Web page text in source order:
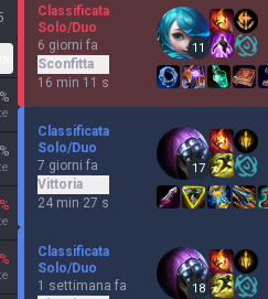
%
%
%
%
Classificata
Solo/Duo
6 giorni fa
Sconfitta
16 min 11 s
11
Classificata
Solo/Duo
7 giorni fa
Vittoria
24 min 27 s
17
Classificata
Solo/Duo
1 settimana fa
18